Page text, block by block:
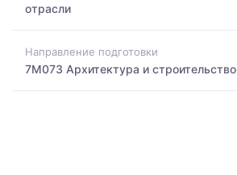
отрасли
Направление подготовки
7M073 Архитектура и строительство